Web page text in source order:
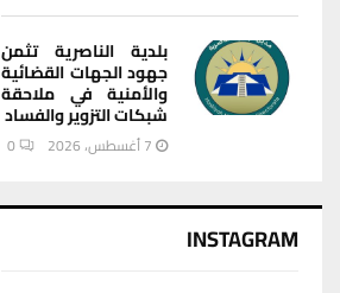
بلدية الناصرية تثمن
جهود الجهات القضائية
والأمنية في ملاحقة
شبكات التزوير والفساد
7 أغسطس، 2026 0
INSTAGRAM